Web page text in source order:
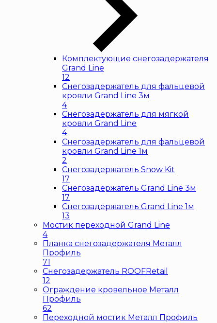
Комплектующие снегозадержателя
Grand Line
12
Снегозадержатель для фальцевой
кровли Grand Line 3м
4
Снегозадержатель для мягкой
кровли Grand Line
4
Снегозадержатель для фальцевой
кровли Grand Line 1м
2
Снегозадержатель Snow Kit
17
Снегозадержатель Grand Line 3м
17
Снегозадержатель Grand Line 1м
13
Мостик переходной Grand Line
4
Планка снегозадержателя Металл
Профиль
71
Снегозадержатель ROOFRetail
12
Ограждение кровельное Металл
Профиль
62
Переходной мостик Металл Профиль